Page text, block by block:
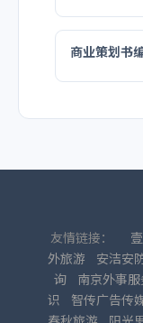
商业策划书
友情链接：
外旅游
安洁安
询
南京外事
识
智传广告传